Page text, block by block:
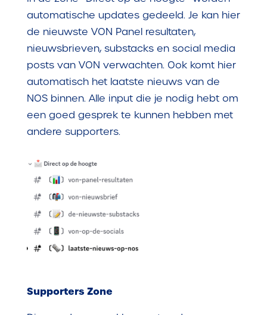
automatische updates gedeeld. Je kan hier
de nieuwste VON Panel resultaten,
nieuwsbrieven, substacks en social media
posts van VON verwachten. Ook komt hier
automatisch het laatste nieuws van de
NOS binnen. Alle input die je nodig hebt om
een goed gesprek te kunnen hebben met
andere supporters.
Supporters Zone